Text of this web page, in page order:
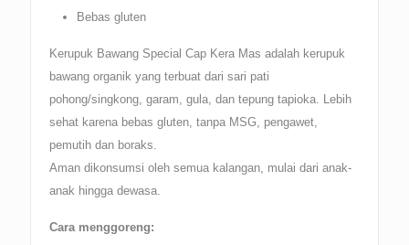
Bebas gluten
Kerupuk Bawang Special Cap Kera Mas adalah kerupuk
bawang organik yang terbuat dari sari pati
pohong/singkong, garam, gula, dan tepung tapioka. Lebih
sehat karena bebas gluten, tanpa MSG, pengawet,
pemutih dan boraks.
Aman dikonsumsi oleh semua kalangan, mulai dari anak-
anak hingga dewasa.
Cara menggoreng: